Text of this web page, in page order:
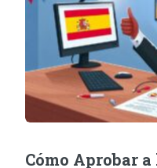
Cómo Aprobar